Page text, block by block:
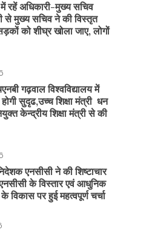
रहें अधिकारी-मुख्य सचिव
मुख्य सचिव ने की विस्तृत
को शीघ्र खोला जाए, लोगों
गढ़वाल विश्वविद्यालय में
सुदृढ,उच्च शिक्षा मंत्री धन
केन्द्रीय शिक्षा मंत्री से की
एनसीसी ने की शिष्टाचार
के विस्तार एवं आधुनिक
पर हुई महत्वपूर्ण चर्चा